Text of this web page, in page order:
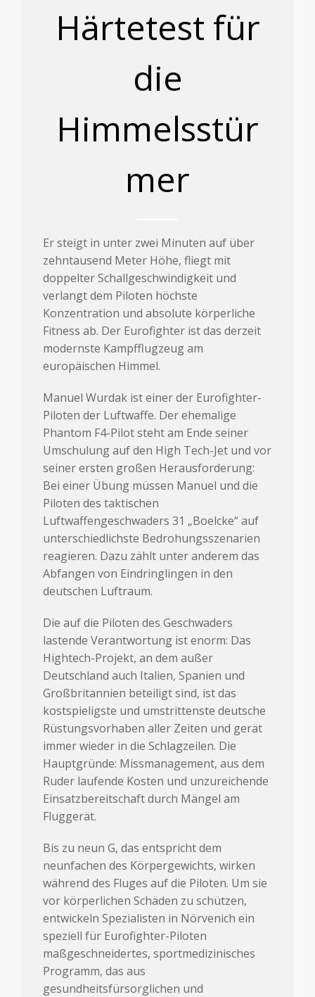
Härtetest für
die
Himmelsstür
mer
Er steigt in unter zwei Minuten auf über
zehntausend Meter Höhe, fliegt mit
doppelter Schallgeschwindigkeit und
verlangt dem Piloten höchste
Konzentration und absolute körperliche
Fitness ab. Der Eurofighter ist das derzeit
modernste Kampfflugzeug am
europäischen Himmel.
Manuel Wurdak ist einer der Eurofighter-
Piloten der Luftwaffe. Der ehemalige
Phantom F4-Pilot steht am Ende seiner
Umschulung auf den High Tech-Jet und vor
seiner ersten großen Herausforderung:
Bei einer Übung müssen Manuel und die
Piloten des taktischen
Luftwaffengeschwaders 31 „Boelcke“ auf
unterschiedlichste Bedrohungsszenarien
reagieren. Dazu zählt unter anderem das
Abfangen von Eindringlingen in den
deutschen Luftraum.
Die auf die Piloten des Geschwaders
lastende Verantwortung ist enorm: Das
Hightech-Projekt, an dem außer
Deutschland auch Italien, Spanien und
Großbritannien beteiligt sind, ist das
kostspieligste und umstrittenste deutsche
Rüstungsvorhaben aller Zeiten und gerät
immer wieder in die Schlagzeilen. Die
Hauptgründe: Missmanagement, aus dem
Ruder laufende Kosten und unzureichende
Einsatzbereitschaft durch Mängel am
Fluggerät.
Bis zu neun G, das entspricht dem
neunfachen des Körpergewichts, wirken
während des Fluges auf die Piloten. Um sie
vor körperlichen Schäden zu schützen,
entwickeln Spezialisten in Nörvenich ein
speziell für Eurofighter-Piloten
maßgeschneidertes, sportmedizinisches
Programm, das aus
gesundheitsfürsorglichen und